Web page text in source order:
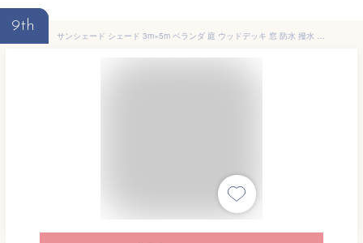
9th
サンシェード シェード 3m×5m ベランダ 庭 ウッドデッキ 窓 防水 撥水 大型 日よけ 日除け UVカット 雨よけ